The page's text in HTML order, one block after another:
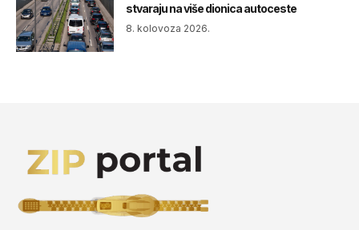
stvaraju na više dionica autoceste
8. kolovoza 2026.